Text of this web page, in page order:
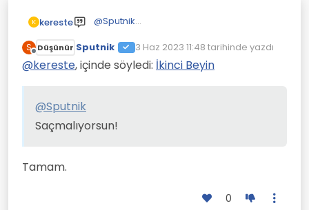
K kereste @Sputnik
S
Çevrimdışı
Düşünür Sputnik 3 Haz 2023 11:48 tarihinde yazdı
Son düzenleyen:
@kereste, içinde söyledi: İkinci Beyin
@Sputnik
Saçmalıyorsun!
Tamam.
0